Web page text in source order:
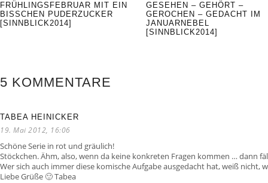
FRÜHLINGSFEBRUAR MIT EIN
BISSCHEN PUDERZUCKER
[SINNBLICK2014]
GESEHEN – GEHÖRT –
GEROCHEN – GEDACHT IM
JANUARNEBEL
[SINNBLICK2014]
5 KOMMENTARE
TABEA HEINICKER
19. Mai 2012, 16:06
Schöne Serie in rot und gräulich!
Stöckchen. Ähm, also, wenn da keine konkreten Fragen kommen … dann
Wer sich auch immer diese komische Aufgabe ausgedacht hat, weiß nicht,
Liebe Grüße 🙂 Tabea